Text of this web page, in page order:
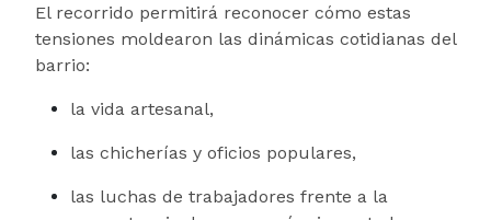
El recorrido permitirá reconocer cómo estas
tensiones moldearon las dinámicas cotidianas del
barrio:
la vida artesanal,
las chicherías y oficios populares,
las luchas de trabajadores frente a la